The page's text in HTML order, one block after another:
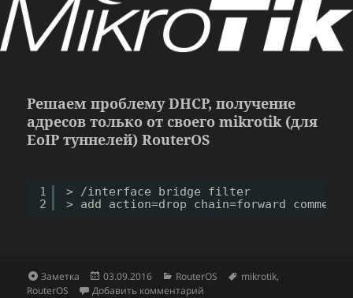
Решаем проблему DHCP, получение
адресов только от своего mikrotik (для
EoIP туннелей) RouterOS
1
2
> /interface
bridge filter
> add action=drop chain=forward comment=
Формат
Заметка Опубликовано
03.09.2016 Рубрики
RouterOS Метки
mikrotik,
RouterOS
Добавить комментарий